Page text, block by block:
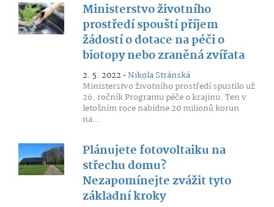
Ministerstvo životního
prostředí spouští příjem
žádostí o dotace na péči o
biotopy nebo zraněná zvířata
2. 5. 2022 •Nikola Stránská
Ministerstvo životního prostředí spustilo už
26. ročník Programu péče o krajinu. Ten v
letošním roce nabídne 20 milionů korun
na...
Plánujete fotovoltaiku na
střechu domu?
Nezapomínejte zvážit tyto
základní kroky